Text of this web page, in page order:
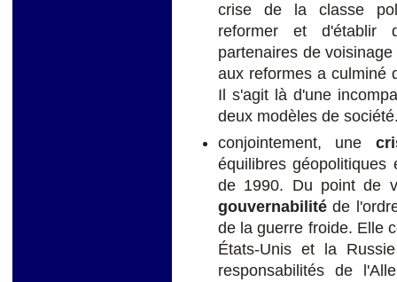
crise de la classe
reformer et d'établir
partenaires de
aux reformes a culminé
Il s'agit là d'une
deux modèles de
conjointement, une
équilibres
de 1990. Du point de
gouvernabilité de
de la guerre froide. Elle
États-Unis et la
responsabilités de